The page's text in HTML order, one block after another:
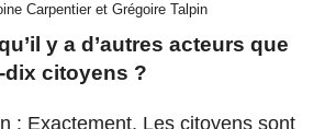
Carpentier et Grégoire Talpin
y a d’autres acteurs que
dix citoyens ?
: Exactement. Les citoyens sont